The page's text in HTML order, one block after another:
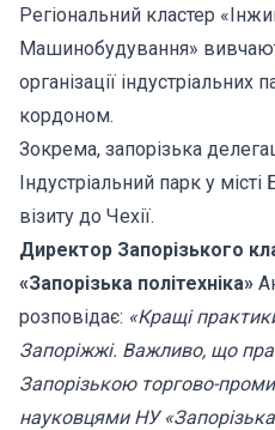
Регіональний кластер
Машинобудування»
організації індустріальних
кордоном.
Зокрема, запорізька
Індустріальний парк у
візиту до Чехії.
Директор Запорізького
«Запорізька політехніка»
розповідає: «Кращі
Запоріжжі. Важливо, що
Запорізькою торгово-
науковцями НУ «Запорізька